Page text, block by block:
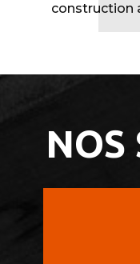
construction
NOS